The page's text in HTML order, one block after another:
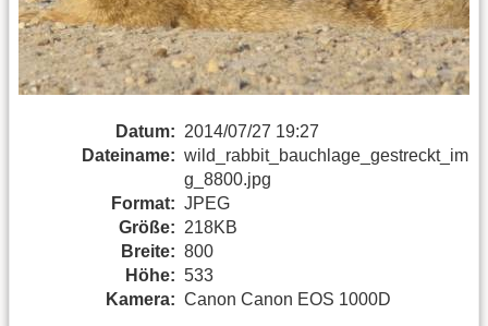
Datum: 2014/07/27 19:27
Dateiname: wild_rabbit_bauchlage_gestreckt_im
g_8800.jpg
Format: JPEG
Größe: 218KB
Breite: 800
Höhe: 533
Kamera: Canon Canon EOS 1000D